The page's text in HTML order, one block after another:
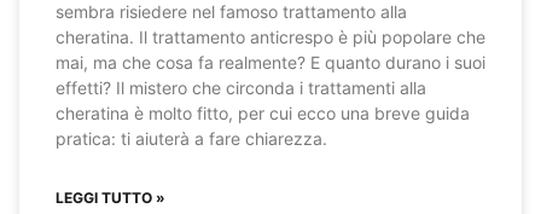
sembra risiedere nel famoso trattamento alla
cheratina. Il trattamento anticrespo è più popolare che
mai, ma che cosa fa realmente? E quanto durano i suoi
effetti? Il mistero che circonda i trattamenti alla
cheratina è molto fitto, per cui ecco una breve guida
pratica: ti aiuterà a fare chiarezza.
LEGGI TUTTO »